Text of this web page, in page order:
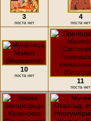
3
поста нет
4
поста нет
10
поста нет
11
поста нет